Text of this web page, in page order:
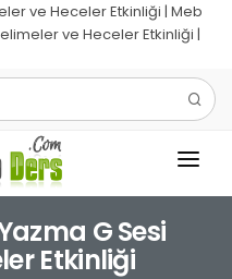
ve Heceler Etkinliği | Meb
ve Heceler Etkinliği |
G Sesi
Etkinliği